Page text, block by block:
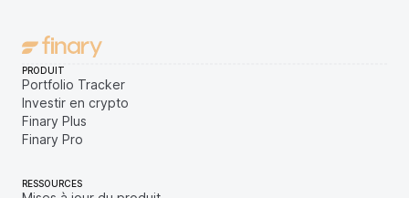
PRODUIT
Portfolio Tracker
Investir en crypto
Finary Plus
Finary Pro
RESSOURCES